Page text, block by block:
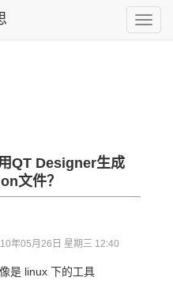
Toggle
QT Designer生成
文件？
年05月26日 星期三 12:40
是 linux 下的工具